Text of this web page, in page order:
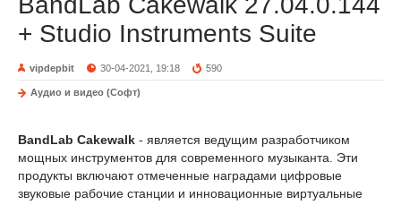
+ Studio Instruments Suite
vipdepbit 30-04-2021, 19:18 590
Аудио и видео (Софт)
BandLab Cakewalk - является ведущим разработчиком
мощных инструментов для современного музыканта. Эти
продукты включают отмеченные наградами цифровые
звуковые рабочие станции и инновационные виртуальные